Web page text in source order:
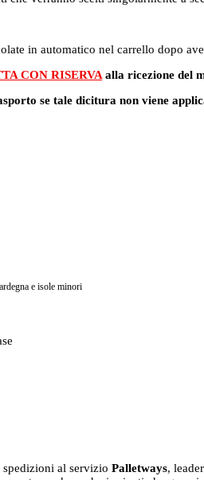
in automatico nel carrello dopo
CON RISERVA alla ricezione del
se tale dicitura non viene
e isole minori
al servizio Palletways,